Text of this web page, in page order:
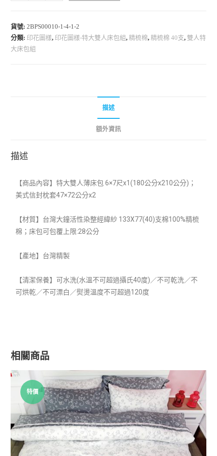
貨號:2BPS00010-1-4-1-2
分類: 印花圖樣, 印花圖樣-特大雙人床包組,精梳棉,精梳棉 40支,雙人特
大床包組
描述
額外資訊
描述
【商品內容】特大雙人薄床包 6×7尺x1(180公分x210公分)；
美式信封枕套47×72公分x2
【材質】 台灣大鐘活性染整經緯紗 133X77(40)支棉100%精梳
棉；床包可包覆上限:28公分
【產地】台灣精製
【清潔保養】可水洗(水溫不可超過攝氏40度)／不可乾洗／不
可烘乾／不可漂白／熨燙溫度不可超過120度
相關商品
特價